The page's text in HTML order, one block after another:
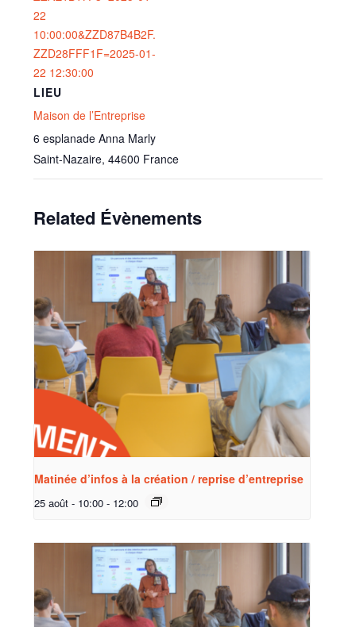
22
10:00:00&ZZD87B4B2F.
ZZD28FFF1F=2025-01-
22 12:30:00
LIEU
Maison de l’Entreprise
6 esplanade Anna Marly
Saint-Nazaire, 44600 France
Related Évènements
Matinée d’infos à la création / reprise d’entreprise
25 août - 10:00 - 12:00